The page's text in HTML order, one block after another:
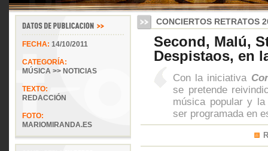
FECHA: 14/10/2011
CATEGORÍA:
MÚSICA >> NOTICIAS
TEXTO:
REDACCIÓN
FOTO:
MARIOMIRANDA.ES
CONCIERTOS RETRATOS
Second, Malú,
Despistaos, en
Con la iniciativa
se pretende
música popular y
ser programada en